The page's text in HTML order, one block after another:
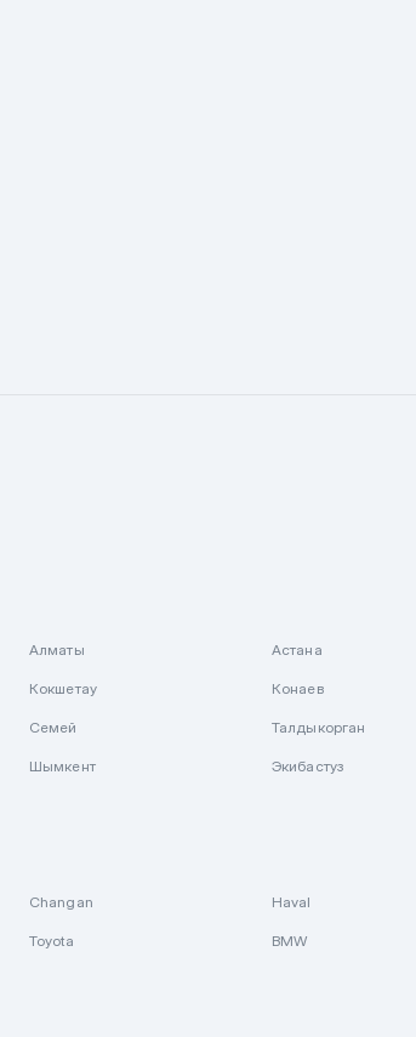
Алматы Астана
Кокшетау Конаев
Семей Талдыкорган
Шымкент Экибастуз
Changan Haval
Toyota BMW